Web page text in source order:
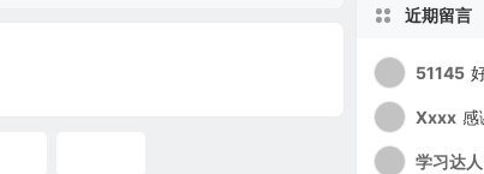
近期留言
51145
Xxxx 感
学习达人